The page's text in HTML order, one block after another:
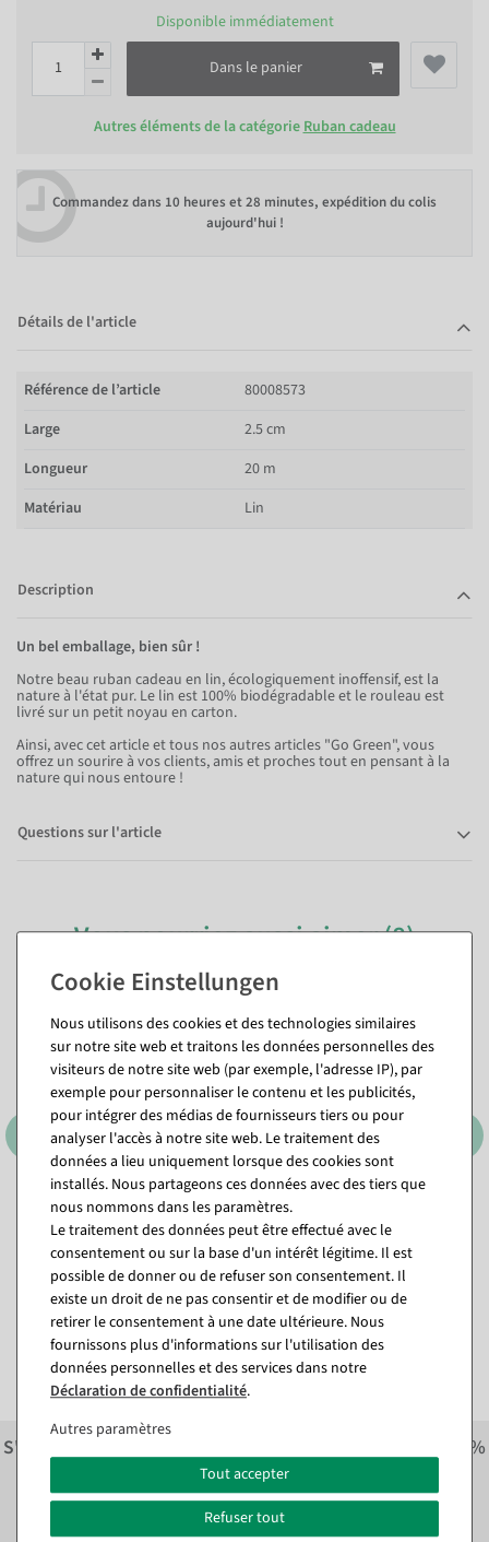
Disponible immédiatement
Dans le panier
Autres éléments de la catégorie Ruban cadeau
Commandez dans 10 heures et 28 minutes, expédition du colis
aujourd'hui !
Détails de l'article
Référence de l’article
80008573
Large
2.5 cm
Longueur
20 m
Matériau
Lin
Description
Un bel emballage, bien sûr !
Notre beau ruban cadeau en lin, écologiquement inoffensif, est la
nature à l'état pur. Le lin est 100% biodégradable et le rouleau est
livré sur un petit noyau en carton.
Ainsi, avec cet article et tous nos autres articles "Go Green", vous
offrez un sourire à vos clients, amis et proches tout en pensant à la
nature qui nous entoure !
Questions sur l'article
Vous pourriez aussi aimer (8)
Ruban cadeau durable
Lieblingsmensch 15mm
18m
Disponible immédiatement
11,84 €
9,95 EUR hors TVA
Collier de perles rouge 1000
cm
Disponible immédiatement
5,89 €
3,51 €
2,95 EUR hors TVA
S'inscrire à la newsletter et recevoir immédiatement 10%
économiser sur la prochaine commande.*
S'abonner à la newsletter et
Nous utilisons des cookies et des technologies similaires
sur notre site web et traitons les données personnelles des
visiteurs de notre site web (par exemple, l'adresse IP), par
exemple pour personnaliser le contenu et les publicités,
pour intégrer des médias de fournisseurs tiers ou pour
analyser l'accès à notre site web. Le traitement des
données a lieu uniquement lorsque des cookies sont
installés. Nous partageons ces données avec des tiers que
nous nommons dans les paramètres.
Le traitement des données peut être effectué avec le
consentement ou sur la base d'un intérêt légitime. Il est
possible de donner ou de refuser son consentement. Il
existe un droit de ne pas consentir et de modifier ou de
retirer le consentement à une date ultérieure. Nous
fournissons plus d'informations sur l'utilisation des
données personnelles et des services dans notre
Déclaration de confidentialité.
Autres paramètres
Tout accepter
Refuser tout